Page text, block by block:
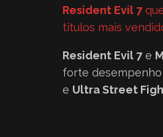
Resident Evil 7
títulos mais
Resident Evil 7e
forte
e Ultra Street